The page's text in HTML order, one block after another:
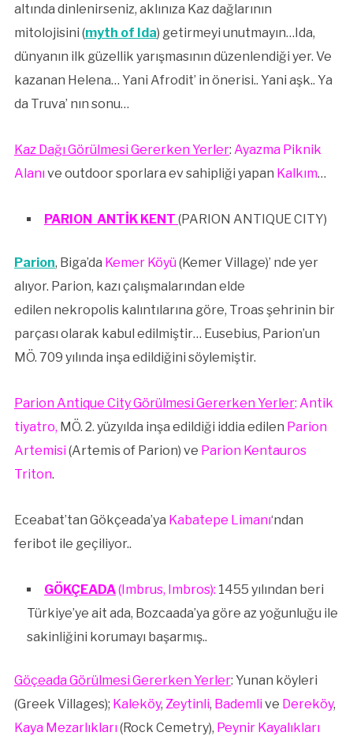
altında dinlenirseniz, aklınıza Kaz dağlarının
mitolojisini (myth of Ida) getirmeyi unutmayın…Ida,
dünyanın ilk güzellik yarışmasının düzenlendiği yer. Ve
kazanan Helena… Yani Afrodit’ in önerisi.. Yani aşk.. Ya
da Truva’ nın sonu…
Kaz Dağı Görülmesi Gererken Yerler: Ayazma Piknik
Alanıve outdoor sporlara ev sahipliği yapan Kalkım…
PARION ANTİK KENT (PARION ANTIQUE CITY)
Parion, Biga’da Kemer Köyü(Kemer Village)’ nde yer
alıyor. Parion, kazı çalışmalarından elde
edilen nekropolis kalıntılarına göre, Troas şehrinin bir
parçası olarak kabul edilmiştir… Eusebius, Parion’un
MÖ. 709 yılında inşa edildiğini söylemiştir.
Parion Antique City Görülmesi Gererken Yerler: Antik
tiyatro, MÖ. 2. yüzyılda inşa edildiği iddia edilen Parion
Artemisi(Artemis of Parion) ve Parion Kentauros
Triton.
Eceabat’tan Gökçeada’ya Kabatepe Limanı‘ndan
feribot ile geçiliyor..
GÖKÇEADA(Imbrus, Imbros): 1455 yılından beri
Türkiye’ye ait ada, Bozcaada’ya göre az yoğunluğu ile
sakinliğini korumayı başarmış..
Göçeada Görülmesi Gererken Yerler: Yunan köyleri
(Greek Villages); Kaleköy, Zeytinli, Bademlive Dereköy,
Kaya Mezarlıkları(Rock Cemetry), Peynir Kayalıkları